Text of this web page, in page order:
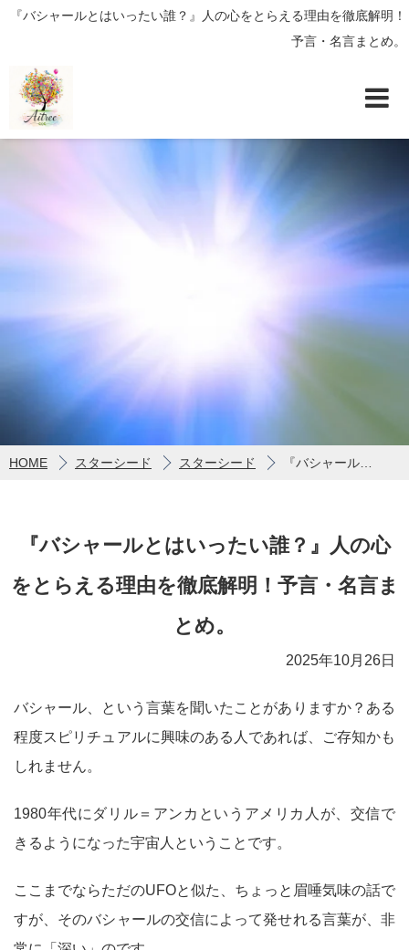
『バシャールとはいったい誰？』人の心をとらえる理由を徹底解明！
予言・名言まとめ。
HOME スターシード スターシード 『バシャールとはいったい誰？』人の心をとらえる理由を徹底解明！予言・名言まとめ。
『バシャールとはいったい誰？』人の心
をとらえる理由を徹底解明！予言・名言ま
とめ。
2025年10月26日
バシャール、という言葉を聞いたことがありますか？ある
程度スピリチュアルに興味のある人であれば、ご存知かも
しれません。
1980年代にダリル＝アンカというアメリカ人が、交信で
きるようになった宇宙人ということです。
ここまでならただのUFOと似た、ちょっと眉唾気味の話で
すが、そのバシャールの交信によって発せれる言葉が、非